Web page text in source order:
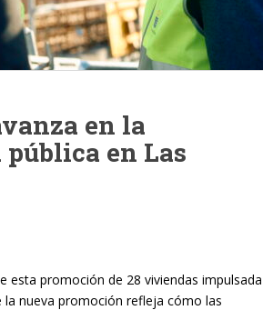
en la
en Las
esta promoción de 28 viviendas impulsada
la nueva promoción refleja cómo las